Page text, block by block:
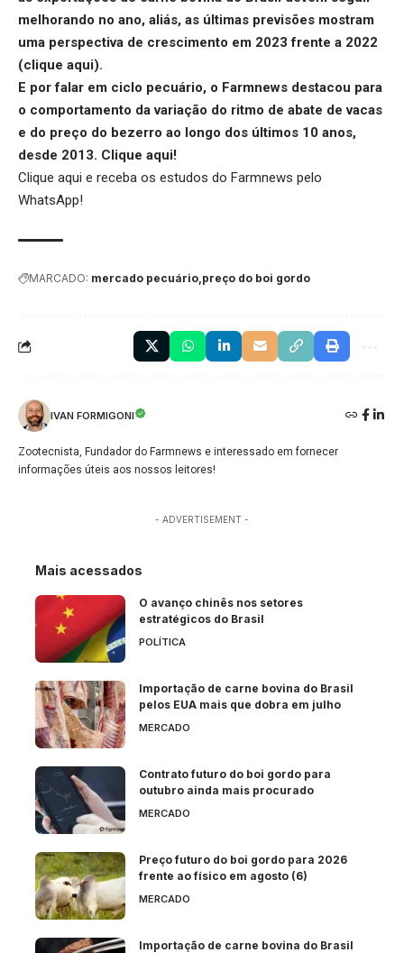
melhorando no ano, aliás, as últimas previsões mostram
uma perspectiva de crescimento em 2023 frente a 2022
(clique aqui).
E por falar em ciclo pecuário, o Farmnews destacou para
o comportamento da variação do ritmo de abate de vacas
e do preço do bezerro ao longo dos últimos 10 anos,
desde 2013. Clique aqui!
Clique aqui e receba os estudos do Farmnews pelo
WhatsApp!
MARCADO: mercado pecuário preço do boi gordo
IVAN FORMIGONI
Zootecnista, Fundador do Farmnews e interessado em fornecer
informações úteis aos nossos leitores!
- ADVERTISEMENT -
Mais acessados
O avanço chinês nos setores
estratégicos do Brasil
POLÍTICA
Importação de carne bovina do Brasil
pelos EUA mais que dobra em julho
MERCADO
Contrato futuro do boi gordo para
outubro ainda mais procurado
MERCADO
Preço futuro do boi gordo para 2026
frente ao físico em agosto (6)
MERCADO
Importação de carne bovina do Brasil